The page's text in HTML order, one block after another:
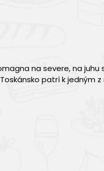
na severe, na juhu
patrí k jedným